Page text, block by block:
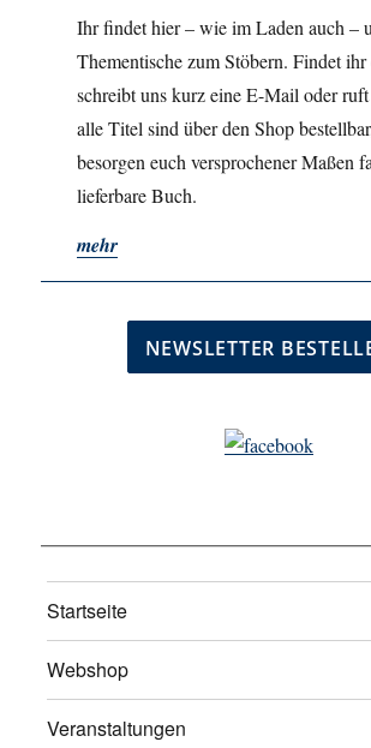
Ihr findet hier – wie im Laden auch –
Thementische zum Stöbern. Findet
schreibt uns kurz eine E-Mail oder
alle Titel sind über den Shop
besorgen euch versprochener Maßen
lieferbare Buch.
mehr
Startseite
Webshop
Veranstaltungen